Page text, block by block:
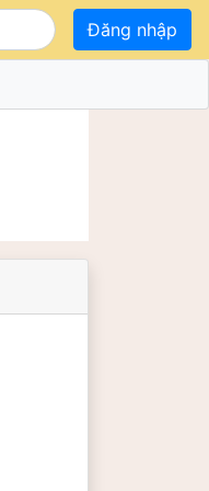
Đăng nhập